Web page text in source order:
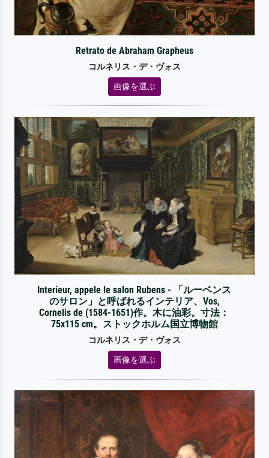
Retrato de Abraham Grapheus
コルネリス・デ・ヴォス
画像を選ぶ
Interieur, appele le salon Rubens - 「ルーベンス
のサロン」と呼ばれるインテリア、Vos,
Cornelis de (1584-1651)作。木に油彩。寸法：
75x115 cm。ストックホルム国立博物館
コルネリス・デ・ヴォス
画像を選ぶ